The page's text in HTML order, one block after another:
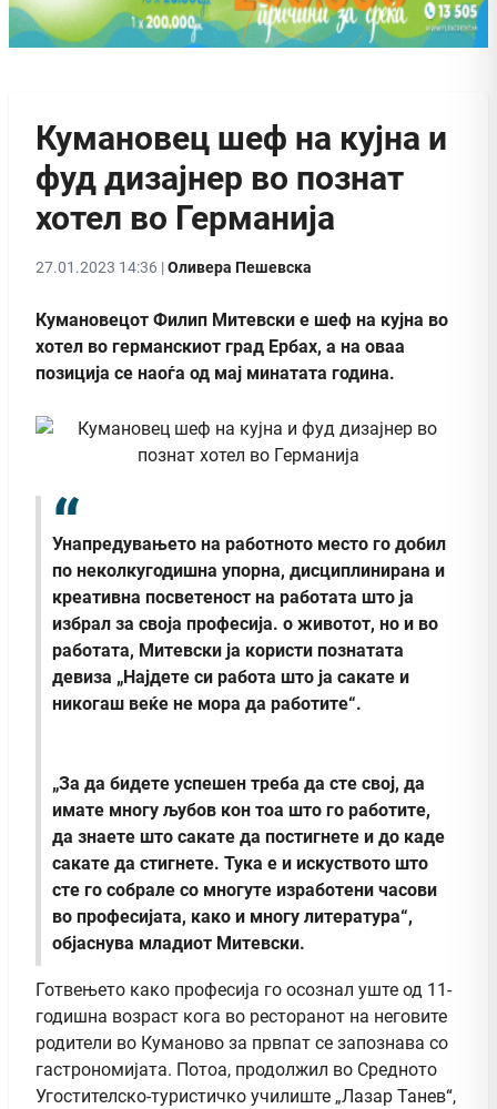
Кумановец шеф на кујна и
фуд дизајнер во познат
хотел во Германија
27.01.2023 14:36 |Оливера Пешевска
Кумановецот Филип Митевски е шеф на кујна во
хотел во германскиот град Ербах, а на оваа
позиција се наоѓа од мај минатата година.
Унапредувањето на работното место го добил
по неколкугодишна упорна, дисциплинирана и
креативна посветеност на работата што ја
избрал за своја професија. о животот, но и во
работата, Митевски ја користи познатата
девиза „Најдете си работа што ја сакате и
никогаш веќе не мора да работите“.
„За да бидете успешен треба да сте свој, да
имате многу љубов кон тоа што го работите,
да знаете што сакате да постигнете и до каде
сакате да стигнете. Тука е и искуството што
сте го собрале со многуте изработени часови
во професијата, како и многу литература“,
објаснува младиот Митевски.
Готвењето како професија го осознал уште од 11-
годишна возраст кога во ресторанот на неговите
родители во Куманово за првпат се запознава со
гастрономијата. Потоа, продолжил во Средното
Угостителско-туристичко училиште „Лазар Танев“,